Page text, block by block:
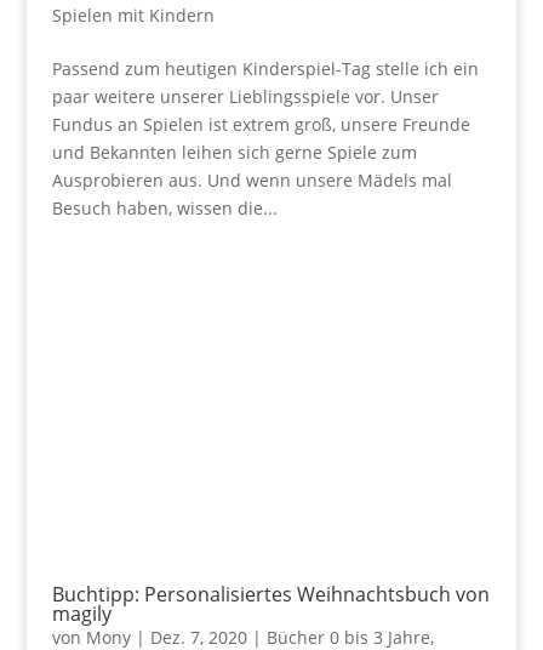
Spielen mit Kindern
Passend zum heutigen Kinderspiel-Tag stelle ich ein
paar weitere unserer Lieblingsspiele vor. Unser
Fundus an Spielen ist extrem groß, unsere Freunde
und Bekannten leihen sich gerne Spiele zum
Ausprobieren aus. Und wenn unsere Mädels mal
Besuch haben, wissen die...
Buchtipp: Personalisiertes Weihnachtsbuch von
magily
von Mony| Dez. 7, 2020| Bücher 0 bis 3 Jahre,